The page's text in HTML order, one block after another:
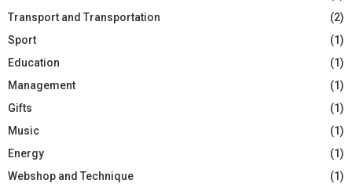
Transport and Transportation
(2)
Sport
(1)
Education
(1)
Management
(1)
Gifts
(1)
Music
(1)
Energy
(1)
Webshop and Technique
(1)